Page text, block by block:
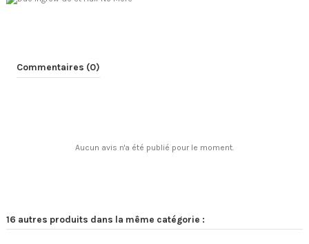
Commentaires (0)
Aucun avis n'a été publié pour le moment.
16 autres produits dans la même catégorie :